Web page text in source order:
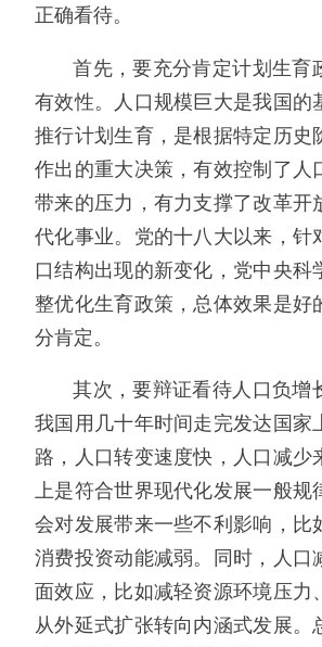
正确看待。
首先，要充分肯定计划生育
有效性。人口规模巨大是我国的
推行计划生育，是根据特定历史
作出的重大决策，有效控制了人
带来的压力，有力支撑了改革开
代化事业。党的十八大以来，针
口结构出现的新变化，党中央科
整优化生育政策，总体效果是好
分肯定。
其次，要辩证看待人口负增
我国用几十年时间走完发达国家
路，人口转变速度快，人口减少
上是符合世界现代化发展一般规
会对发展带来一些不利影响，比
消费投资动能减弱。同时，人口
面效应，比如减轻资源环境压力
从外延式扩张转向内涵式发展。